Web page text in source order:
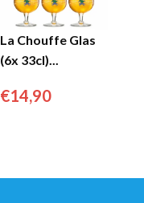
La Chouffe Glas
(6x 33cl)...
€14,90